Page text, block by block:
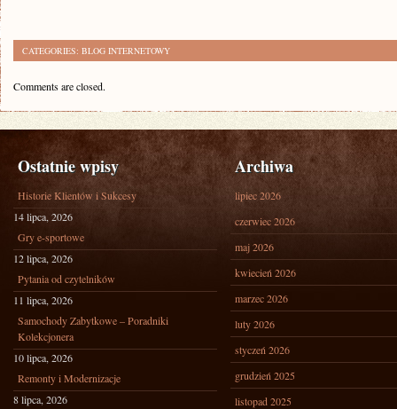
CATEGORIES: BLOG INTERNETOWY
Comments are closed.
Ostatnie wpisy
Historie Klientów i Sukcesy
14 lipca, 2026
Gry e-sportowe
12 lipca, 2026
Pytania od czytelników
11 lipca, 2026
Samochody Zabytkowe – Poradniki
Kolekcjonera
10 lipca, 2026
Remonty i Modernizacje
8 lipca, 2026
Archiwa
lipiec 2026
czerwiec 2026
maj 2026
kwiecień 2026
marzec 2026
luty 2026
styczeń 2026
grudzień 2025
listopad 2025